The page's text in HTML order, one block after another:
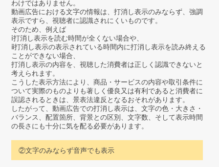
わけではありません。
動画広告における文字の情報は、打消し表示のみならず、強調
表示ですら、視聴者に認識されにくいものです。
そのため、例えば
ⅰ打消し表示を読む時間が全くない場合や、
ⅱ打消し表示の表示されている時間内に打消し表示を読み終える
ことができない場合、
打消し表示の内容を、視聴した消費者は正しく認識できないと
考えられます。
こうした表示方法により、商品・サービスの内容や取引条件に
ついて実際のものよりも著しく優良又は有利であると消費者に
誤認されるときは、景表法違反となるおそれがあります。
したがって、動画広告での打消し表示は、文字の色・大きさ・
バランス、配置箇所、背景との区別、文字数、そして表示時間
の長さにも十分に気を配る必要があります。
②文字のみならず音声でも表示